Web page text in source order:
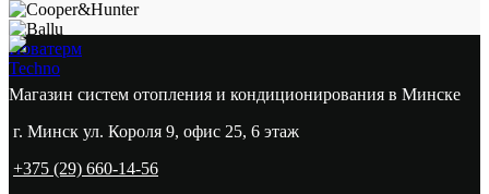
Новатерм
Techno
Магазин систем отопления и кондиционирования в Минске
г. Минск ул. Короля 9, офис 25, 6 этаж
+375 (29) 660-14-56